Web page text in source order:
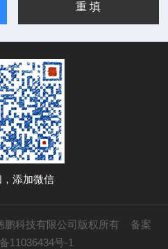
添加微信
鹏科技有限公司版权所有 备案
11036434号-1